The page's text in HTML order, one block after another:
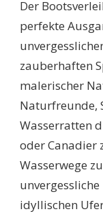
Der
perfekte
zauberhaften
malerischer
Naturfreunde,
Wasserratten
oder Canadier
Wasserwege
idyllischen